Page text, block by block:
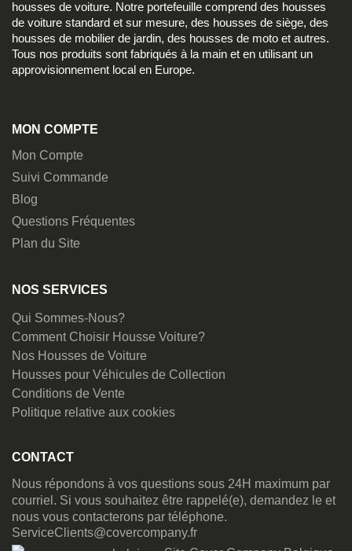
housses de voiture. Notre portefeuille comprend des housses
de voiture standard et sur mesure, des housses de siège, des
housses de mobilier de jardin, des housses de moto et autres.
Tous nos produits sont fabriqués à la main et en utilisant un
approvisionnement local en Europe.
MON COMPTE
Mon Compte
Suivi Commande
Blog
Questions Fréquentes
Plan du Site
NOS SERVICES
Qui Sommes-Nous?
Comment Choisir Housse Voiture?
Nos Housses de Voiture
Housses pour Véhicules de Collection
Conditions de Vente
Politique relative aux cookies
CONTACT
Nous répondons à vos questions sous 24H maximum par
courriel. Si vous souhaitez être rappelé(e), demandez le et
nous vous contacterons par téléphone.
ServiceClients@covercompany.fr